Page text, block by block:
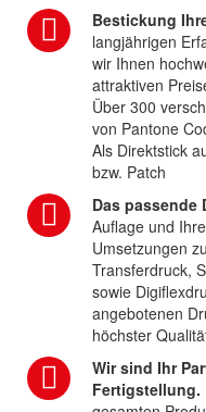
Bestickung
langjährigen
wir Ihnen
attraktiven
Über 300
von Pantone
Als Direktstick
bzw. Patch
Das passende
Auflage und
Umsetzungen
Transferdruck,
sowie
angebotenen
höchster
Wir sind Ihr
Fertigstellung.